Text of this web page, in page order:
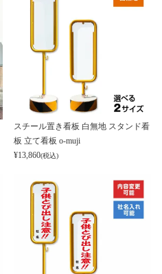
スチール置き看板 白無地 スタンド看
板 立て看板 o-muji
¥13,860(税込)